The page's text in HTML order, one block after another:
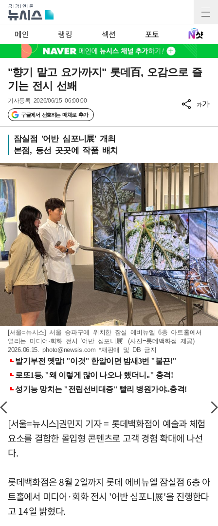
메인 랭킹 섹션 포토
"향기 맡고 요가까지" 롯데百, 오감으로 즐
기는 전시 선봬
기사등록 2026/06/15 06:00:00
구글에서 선호하는 매체로 추가
가가
잠실점 '어반 심포니展' 개최
본점, 동선 곳곳에 작품 배치
[서울=뉴시스] 서울 송파구에 위치한 잠실 에비뉴엘 6층 아트홀에서
열리는 미디어·회화 전시 '어반 심포니展'. (사진=롯데백화점 제공)
2026.06.15.photo@newsis.com *재판매 및 DB 금지
[서울=뉴시스]권민지 기자 = 롯데백화점이 예술과 체험
요소를 결합한 몰입형 콘텐츠로 고객 경험 확대에 나선
다.
롯데백화점은 8월 2일까지 롯데 에비뉴엘 잠실점 6층 아
트홀에서 미디어·회화 전시 '어반 심포니展'을 진행한다
고 14일 밝혔다.